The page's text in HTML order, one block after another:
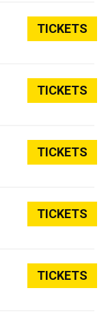
TICKETS
TICKETS
TICKETS
TICKETS
TICKETS